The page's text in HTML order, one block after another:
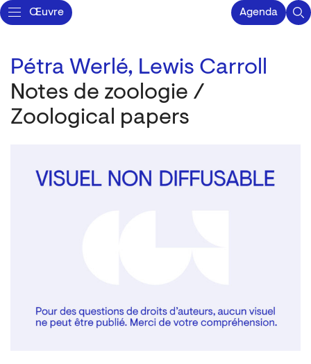
Œuvre Agenda
Pétra Werlé, Lewis Carroll
Notes de zoologie /
Zoological papers